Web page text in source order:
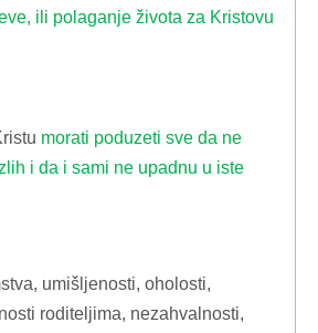
ili polaganje života za Kristovu
morati poduzeti sve da ne
i da i sami ne upadnu u iste
umišljenosti, oholosti,
roditeljima, nezahvalnosti,